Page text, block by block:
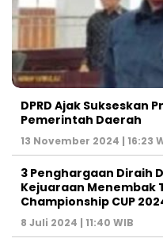
DPRD Ajak Sukseskan
Pemerintah Daerah
13 November 2024 | 16:23
3 Penghargaan Diraih
Kejuaraan Menembak
Championship CUP
8 Juli 2024 | 11:40 WIB